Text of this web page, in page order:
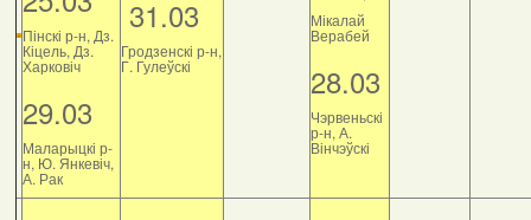
Пінскі р-н, Дз.
Кіцель, Дз.
Харковіч
29.03
Маларыцкі р-
н, Ю. Янкевіч,
А. Рак
31.03
Гродзенскі р-н,
Г. Гулеўскі
Мікалай
Верабей
28.03
Чэрвеньскі
р-н, А.
Вінчэўскі